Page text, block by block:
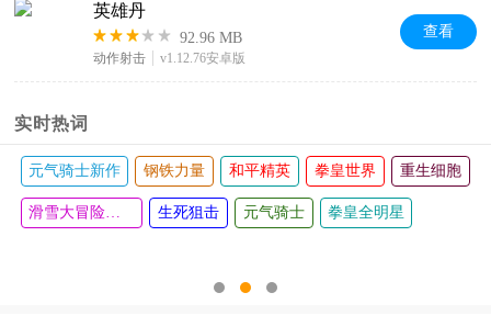
英雄丹
92.96 MB
动作射击 v1.12.76安卓版
查看
实时热词
元气骑士新作 钢铁力量 和平精英 拳皇世界 重生细胞
滑雪大冒险官方正版 生死狙击 元气骑士 拳皇全明星